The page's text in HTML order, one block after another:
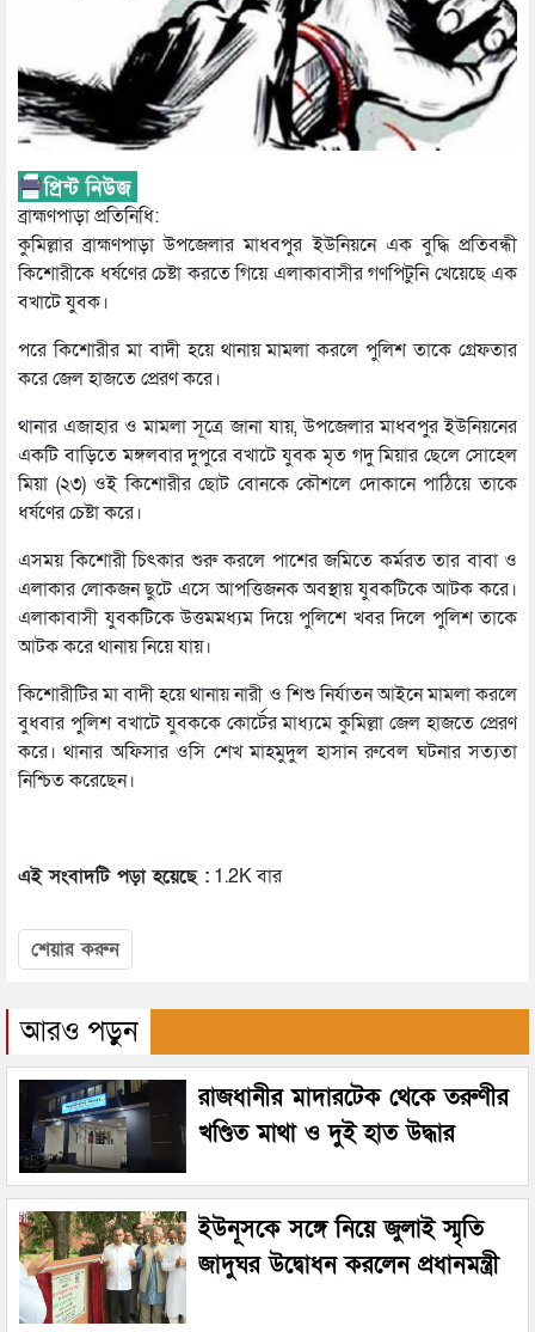
ব্রাহ্মণপাড়া প্রতিনিধি:
কুমিল্লার ব্রাহ্মণপাড়া উপজেলার মাধবপুর ইউনিয়নে এক বুদ্ধি প্রতিবন্ধী
কিশোরীকে ধর্ষণের চেষ্টা করতে গিয়ে এলাকাবাসীর গণপিটুনি খেয়েছে এক
বখাটে যুবক।
পরে কিশোরীর মা বাদী হয়ে থানায় মামলা করলে পুলিশ তাকে গ্রেফতার
করে জেল হাজতে প্রেরণ করে।
থানার এজাহার ও মামলা সূত্রে জানা যায়, উপজেলার মাধবপুর ইউনিয়নের
একটি বাড়িতে মঙ্গলবার দুপুরে বখাটে যুবক মৃত গদু মিয়ার ছেলে সোহেল
মিয়া (২৩) ওই কিশোরীর ছোট বোনকে কৌশলে দোকানে পাঠিয়ে তাকে
ধর্ষণের চেষ্টা করে।
এসময় কিশোরী চিৎকার শুরু করলে পাশের জমিতে কর্মরত তার বাবা ও
এলাকার লোকজন ছুটে এসে আপত্তিজনক অবস্থায় যুবকটিকে আটক করে।
এলাকাবাসী যুবকটিকে উত্তমমধ্যম দিয়ে পুলিশে খবর দিলে পুলিশ তাকে
আটক করে থানায় নিয়ে যায়।
কিশোরীটির মা বাদী হয়ে থানায় নারী ও শিশু নির্যাতন আইনে মামলা করলে
বুধবার পুলিশ বখাটে যুবককে কোর্টের মাধ্যমে কুমিল্লা জেল হাজতে প্রেরণ
করে। থানার অফিসার ওসি শেখ মাহমুদুল হাসান রুবেল ঘটনার সত্যতা
নিশ্চিত করেছেন।
এই সংবাদটি পড়া হয়েছে : 1.2K বার
শেয়ার করুন
আরও পড়ুন
রাজধানীর মাদারটেক থেকে তরুণীর
খণ্ডিত মাথা ও দুই হাত উদ্ধার
ইউনূসকে সঙ্গে নিয়ে জুলাই স্মৃতি
জাদুঘর উদ্বোধন করলেন প্রধানমন্ত্রী